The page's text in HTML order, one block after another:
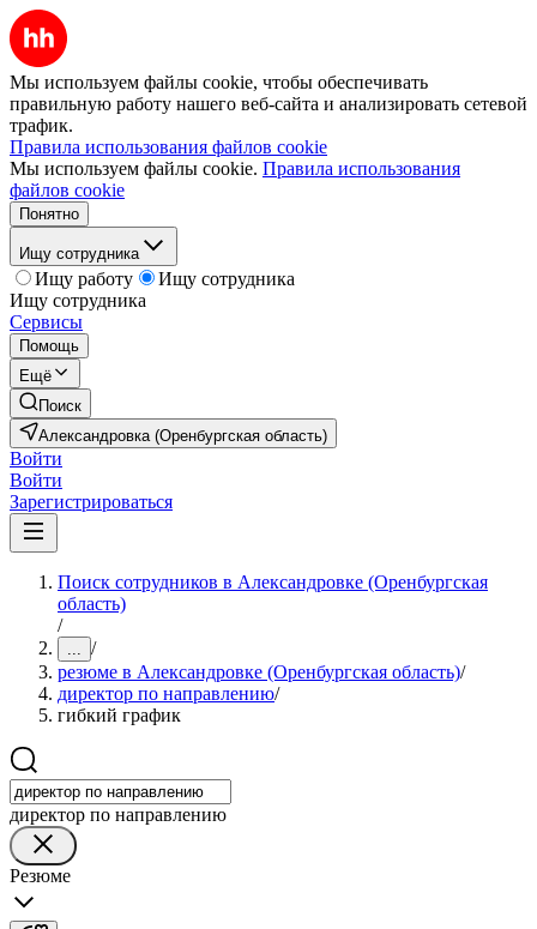
Мы используем файлы cookie, чтобы обеспечивать
правильную работу нашего веб-сайта и анализировать сетевой
трафик.
Правила использования файлов cookie
Мы используем файлы cookie. Правила использования
файлов cookie
Понятно
Ищу сотрудника
Ищу работу
Ищу сотрудника
Ищу сотрудника
Сервисы
Помощь
Ещё
Поиск
Александровка (Оренбургская область)
Войти
Войти
Зарегистрироваться
Поиск сотрудников в Александровке (Оренбургская
область)
/
... /
резюме в Александровке (Оренбургская область)/
директор по направлению/
гибкий график
директор по направлению
Резюме